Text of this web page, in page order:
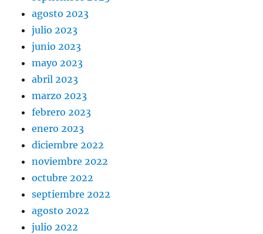
agosto 2023
julio 2023
junio 2023
mayo 2023
abril 2023
marzo 2023
febrero 2023
enero 2023
diciembre 2022
noviembre 2022
octubre 2022
septiembre 2022
agosto 2022
julio 2022